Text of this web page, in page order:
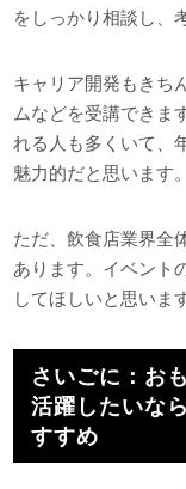
をしっかり相談し、
キャリア開発もきち
ムなどを受講できま
れる人も多くいて、
魅力的だと思います。
ただ、飲食店業界全
あります。イベント
してほしいと思いま
さいごに：お
活躍したいな
すすめ